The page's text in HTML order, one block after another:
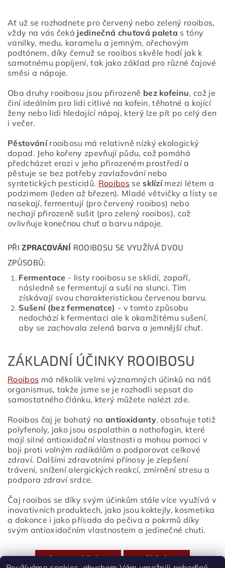
Ať už se rozhodnete pro červený nebo zelený rooibos,
vždy na vás čeká jedinečná chuťová paleta s tóny
vanilky, medu, karamelu a jemným, ořechovým
podtónem, díky čemuž se rooibos skvěle hodí jak k
samotnému popíjení, tak jako základ pro různé čajové
směsi a nápoje.
Oba druhy rooibosu jsou přirozeně bez kofeinu, což je
činí ideálním pro lidi citlivé na kofein, těhotné a kojící
ženy nebo lidi hledající nápoj, který lze pít po celý den
i večer.
Pěstování rooibosu má relativně nízký ekologický
dopad. Jeho kořeny zpevňují půdu, což pomáhá
předcházet erozi v jeho přirozeném prostředí a
pěstuje se bez potřeby zavlažování nebo
syntetických pesticidů. Rooibos sesklízí mezi létem a
podzimem (leden až březen). Mladé větvičky a listy se
nasekají, fermentují (pro červený rooibos) nebo
nechají přirozeně sušit (pro zelený rooibos), což
ovlivňuje konečnou chuť a barvu nápoje.
PŘIZPRACOVÁNÍ ROOIBOSU SE VYUŽÍVÁ DVOU
ZPŮSOBŮ:
Fermentace - listy rooibosu se sklidí, zapaří,
následně se fermentují a suší na slunci. Tím
získávají svou charakteristickou červenou barvu.
Sušení (bez fermenatce) - v tomto způsobu
nedochází k fermentaci ale k okamžitému sušení,
aby se zachovala zelená barva a jemnější chuť.
ZÁKLADNÍ ÚČINKY ROOIBOSU
Rooibos má několik velmi významných účinků na náš
organismus, takže jsme se je rozhodli sepsat do
samostatného článku, který můžete naléztzde.
Rooibos čaj je bohatý na antioxidanty, obsahuje totiž
polyfenoly, jako jsou aspalathin a nothofagin, které
mají silné antioxidační vlastnosti a mohou pomoci v
boji proti volným radikálům a podporovat celkové
zdraví. Dalšími zdravotními přínosy je zlepšení
trávení, snížení alergických reakcí, zmírnění stresu a
podpora zdraví srdce.
Čaj rooibos se díky svým účinkům stále více využívá v
inovativních produktech, jako jsou koktejly, kosmetika
a dokonce i jako přísada do pečiva a pokrmů díky
svým antioxidačním vlastnostem a jedinečné chuti.